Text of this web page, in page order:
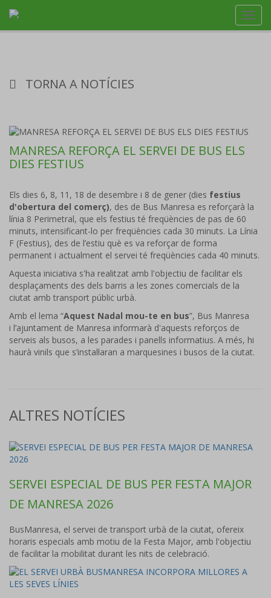
TORNA A NOTÍCIES
MANRESA REFORÇA EL SERVEI DE BUS ELS
DIES FESTIUS
Els dies 6, 8, 11, 18 de desembre i 8 de gener (dies festius
d'obertura del comerç), des de Bus Manresa es reforçarà la
línia 8 Perimetral, que els festius té freqüències de pas de 60
minuts, intensificant-lo per freqüències cada 30 minuts. La Línia
F (Festius), des de l’estiu què es va reforçar de forma
permanent i actualment el servei té freqüències cada 40 minuts.
Aquesta iniciativa s'ha realitzat amb l'objectiu de facilitar els
desplaçaments des dels barris a les zones comercials de la
ciutat amb transport públic urbà.
Amb el lema “Aquest Nadal mou-te en bus”, Bus Manresa
i l’ajuntament de Manresa informarà d'aquests reforços de
serveis als busos, a les parades i panells informatius. A més, hi
haurà vinils que s’instal·laran a marquesines i busos de la ciutat.
ALTRES NOTÍCIES
SERVEI ESPECIAL DE BUS PER FESTA MAJOR
DE MANRESA 2026
BusManresa, el servei de transport urbà de la ciutat, ofereix
horaris especials amb motiu de la Festa Major, amb l'objectiu
de facilitar la mobilitat durant les nits de celebració.